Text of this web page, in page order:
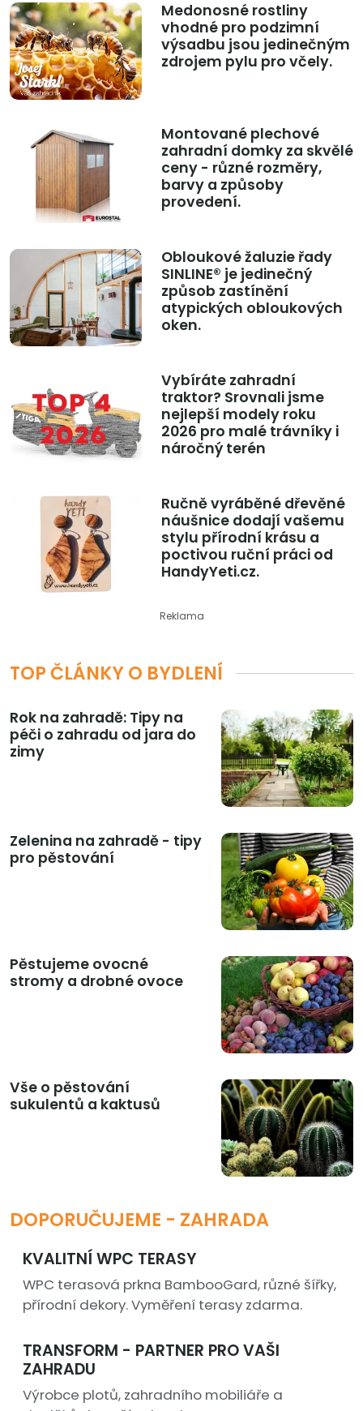
Medonosné rostliny
vhodné pro podzimní
výsadbu jsou jedinečným
zdrojem pylu pro včely.
Montované plechové
zahradní domky za skvělé
ceny - různé rozměry,
barvy a způsoby
provedení.
Obloukové žaluzie řady
SINLINE® je jedinečný
způsob zastínění
atypických obloukových
oken.
Vybíráte zahradní
traktor? Srovnali jsme
nejlepší modely roku
2026 pro malé trávníky i
náročný terén
Ručně vyráběné dřevěné
náušnice dodají vašemu
stylu přírodní krásu a
poctivou ruční práci od
HandyYeti.cz.
Reklama
TOP ČLÁNKY O BYDLENÍ
Rok na zahradě: Tipy na
péči o zahradu od jara do
zimy
Zelenina na zahradě - tipy
pro pěstování
Pěstujeme ovocné
stromy a drobné ovoce
Vše o pěstování
sukulentů a kaktusů
DOPORUČUJEME - ZAHRADA
KVALITNÍ WPC TERASY
WPC terasová prkna BambooGard, různé šířky,
přírodní dekory. Vyměření terasy zdarma.
TRANSFORM - PARTNER PRO VAŠI
ZAHRADU
Výrobce plotů, zahradního mobiliáře a